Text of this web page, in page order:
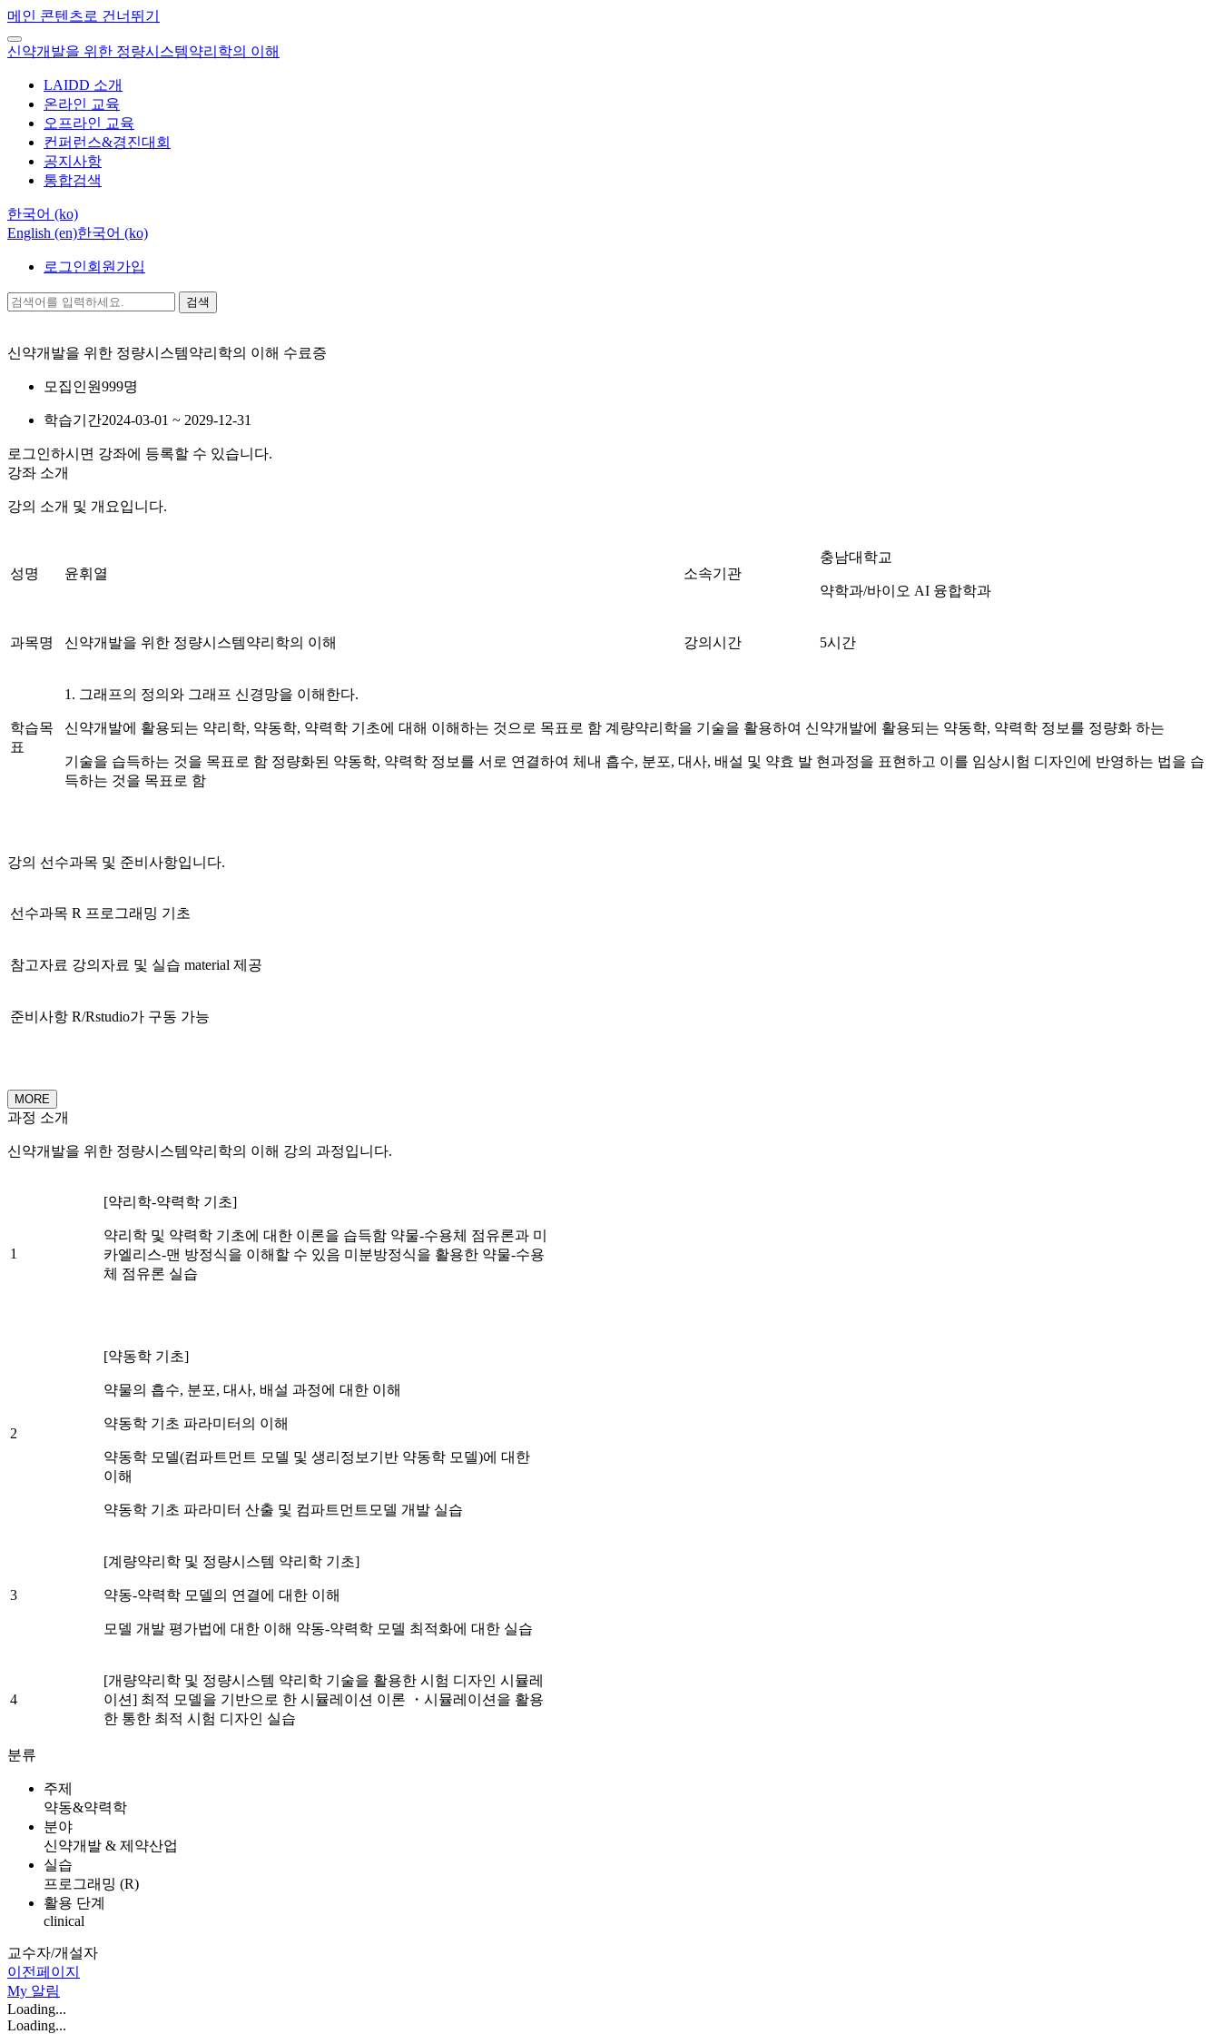
메인 콘텐츠로 건너뛰기
신약개발을 위한 정량시스템약리학의 이해
LAIDD 소개
온라인 교육
오프라인 교육
컨퍼런스&경진대회
공지사항
통합검색
한국어 ‎(ko)‎
English ‎(en)‎한국어 ‎(ko)‎
로그인회원가입
검색
신약개발을 위한 정량시스템약리학의 이해 수료증
모집인원999명
학습기간2024-03-01 ~ 2029-12-31
로그인하시면 강좌에 등록할 수 있습니다.
강좌 소개
강의 소개 및 개요입니다.
성명 윤휘열 소속기관
충남대학교
약학과/바이오 AI 융합학과
과목명 신약개발을 위한 정량시스템약리학의 이해 강의시간 5시간
학습목
표
1. 그래프의 정의와 그래프 신경망을 이해한다.
신약개발에 활용되는 약리학, 약동학, 약력학 기초에 대해 이해하는 것으로 목표로 함 계량약리학을 기술을 활용하여 신약개발에 활용되는 약동학, 약력학 정보를 정량화 하는
기술을 습득하는 것을 목표로 함 정량화된 약동학, 약력학 정보를 서로 연결하여 체내 흡수, 분포, 대사, 배설 및 약효 발 현과정을 표현하고 이를 임상시험 디자인에 반영하는 법을 습
득하는 것을 목표로 함
강의 선수과목 및 준비사항입니다.
선수과목 R 프로그래밍 기초
참고자료 강의자료 및 실습 material 제공
준비사항 R/Rstudio가 구동 가능
MORE
과정 소개
신약개발을 위한 정량시스템약리학의 이해 강의 과정입니다.
1
[약리학-약력학 기초]
약리학 및 약력학 기초에 대한 이론을 습득함 약물-수용체 점유론과 미
카엘리스-맨 방정식을 이해할 수 있음 미분방정식을 활용한 약물-수용
체 점유론 실습
2
[약동학 기초]
약물의 흡수, 분포, 대사, 배설 과정에 대한 이해
약동학 기초 파라미터의 이해
약동학 모델(컴파트먼트 모델 및 생리정보기반 약동학 모델)에 대한
이해
약동학 기초 파라미터 산출 및 컴파트먼트모델 개발 실습
3
[계량약리학 및 정량시스템 약리학 기초]
약동-약력학 모델의 연결에 대한 이해
모델 개발 평가법에 대한 이해 약동-약력학 모델 최적화에 대한 실습
4
[개량약리학 및 정량시스템 약리학 기술을 활용한 시험 디자인 시뮬레
이션] 최적 모델을 기반으로 한 시뮬레이션 이론 ・시뮬레이션을 활용
한 통한 최적 시험 디자인 실습
분류
주제
약동&약력학
분야
신약개발 & 제약산업
실습
프로그래밍 (R)
활용 단계
clinical
교수자/개설자
이전페이지
My 알림
Loading...
Loading...